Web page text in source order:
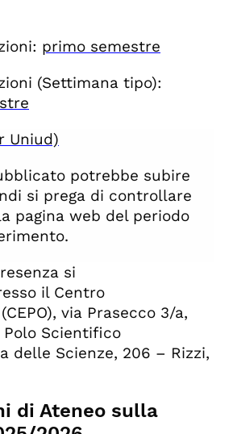
primo semestre
(Settimana tipo):
Uniud)
potrebbe subire
si prega di controllare
pagina web del periodo
si
il Centro
via Prasecco 3/a,
Polo Scientifico
delle Scienze, 206 – Rizzi,
di Ateneo sulla